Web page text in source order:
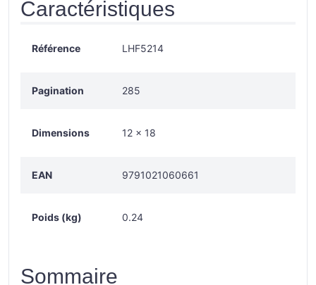
Caractéristiques
Référence LHF5214
Pagination 285
Dimensions 12 x 18
EAN 9791021060661
Poids (kg) 0.24
Sommaire